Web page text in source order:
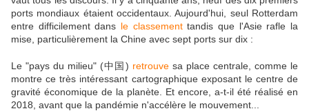
ports mondiaux étaient occidentaux. Aujourd'hui, seul Rotterdam
entre difficilement dans le classementtandis que l'Asie rafle la
mise, particulièrement la Chine avec sept ports sur dix :
Le "pays du milieu" (中国) retrouvesa place centrale, comme le
montre ce très intéressant cartographique exposant le centre de
gravité économique de la planète. Et encore, a-t-il été réalisé en
2018, avant que la pandémie n'accélère le mouvement...